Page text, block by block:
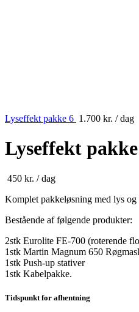
Lyseffekt pakke 6 1.700 kr. / dag
Lyseffekt
450 kr. / dag
Komplet pakkeløsning med lys og
Bestående af følgende produkter:
2stk Eurolite FE-700 (roterende
1stk Martin Magnum 650
1stk Push-up stativer
1stk Kabelpakke.
Tidspunkt for afhentning